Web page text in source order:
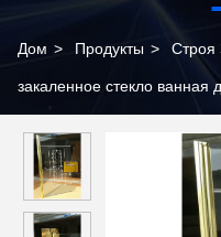
Дом > Продукты > Строя
закаленное стекло ванная